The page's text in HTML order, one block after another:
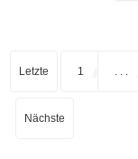
Letzte 1
Nächste